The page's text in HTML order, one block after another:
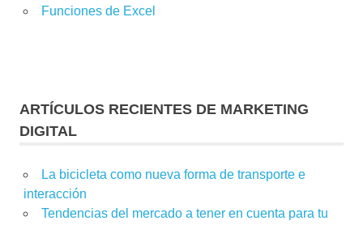
Funciones de Excel
ARTÍCULOS RECIENTES DE MARKETING
DIGITAL
La bicicleta como nueva forma de transporte e
interacción
Tendencias del mercado a tener en cuenta para tu